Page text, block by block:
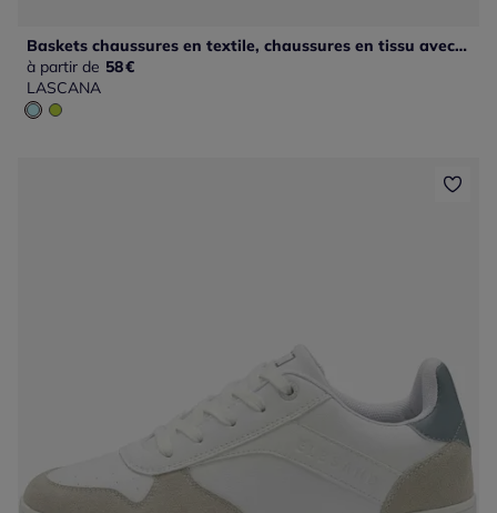
Baskets chaussures en textile, chaussures en tissu avec détails contrastés pour un look raffiné
à partir de 58€
LASCANA